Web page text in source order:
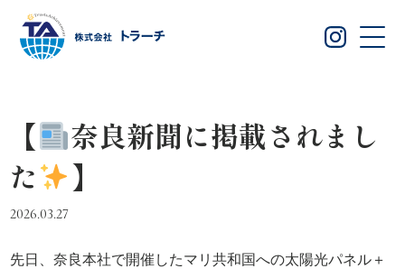
【
奈良新聞に掲載されまし
た
】
2026.03.27
先日、奈良本社で開催したマリ共和国への太陽光パネル＋